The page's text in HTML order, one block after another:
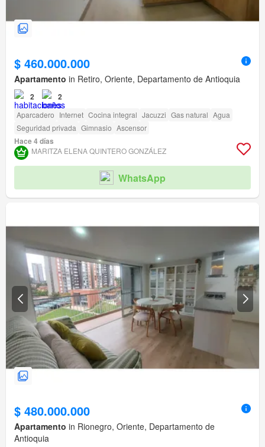
$ 460.000.000
Apartamento in Retiro, Oriente, Departamento de Antioquia
2 2
Aparcadero Internet Cocina integral Jacuzzi Gas natural Agua
Seguridad privada Gimnasio Ascensor
Hace 4 días
MARITZA ELENA QUINTERO GONZÁLEZ
WhatsApp
$ 480.000.000
Apartamento in Rionegro, Oriente, Departamento de
Antioquia